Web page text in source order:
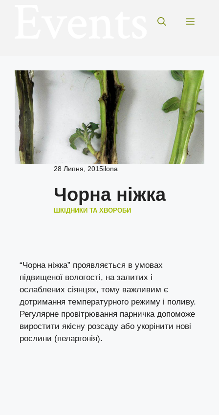
Меню
28 Липня, 2015ilona
Чорна ніжка
ШКІДНИКИ ТА ХВОРОБИ
“Чорна ніжка” проявляється в умовах
підвищеної вологості, на залитих і
ослаблених сіянцях, тому важливим є
дотримання температурного режиму і поливу.
Регулярне провітрювання парничка допоможе
виростити якісну розсаду або укорінити нові
рослини (пеларгонія).